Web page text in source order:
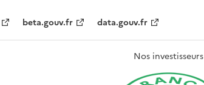
beta.gouv.fr data.gouv.fr
Nos investisseurs